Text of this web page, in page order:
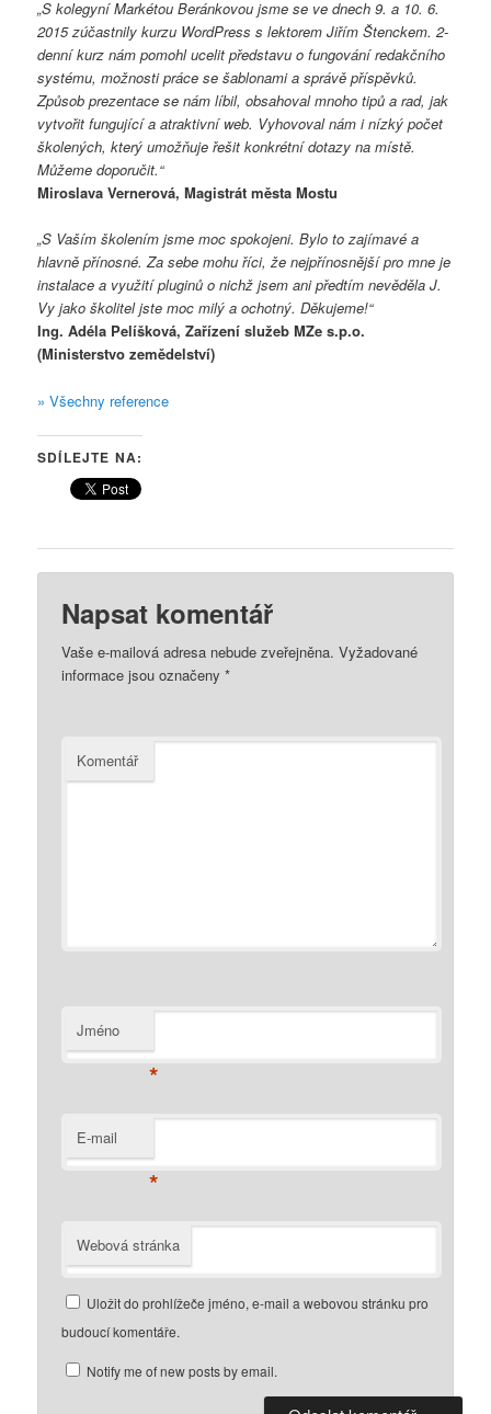
„S kolegyní Markétou Beránkovou jsme se ve dnech 9. a 10. 6.
2015 zúčastnily kurzu WordPress s lektorem Jiřím Štenckem. 2-
denní kurz nám pomohl ucelit představu o fungování redakčního
systému, možnosti práce se šablonami a správě příspěvků.
Způsob prezentace se nám líbil, obsahoval mnoho tipů a rad, jak
vytvořit fungující a atraktivní web. Vyhovoval nám i nízký počet
školených, který umožňuje řešit konkrétní dotazy na místě.
Můžeme doporučit.“
Miroslava Vernerová, Magistrát města Mostu
„S Vaším školením jsme moc spokojeni. Bylo to zajímavé a
hlavně přínosné. Za sebe mohu říci, že nejpřínosnější pro mne je
instalace a využití pluginů o nichž jsem ani předtím nevěděla J.
Vy jako školitel jste moc milý a ochotný. Děkujeme!“
Ing. Adéla Pelíšková, Zařízení služeb MZe s.p.o.
(Ministerstvo zemědelství)
» Všechny reference
SDÍLEJTE NA:
Napsat komentář
Vaše e-mailová adresa nebude zveřejněna. Vyžadované
informace jsou označeny*
Komentář
Jméno
*
E-mail
*
Webová stránka
Uložit do prohlížeče jméno, e-mail a webovou stránku pro
budoucí komentáře.
Notify me of new posts by email.